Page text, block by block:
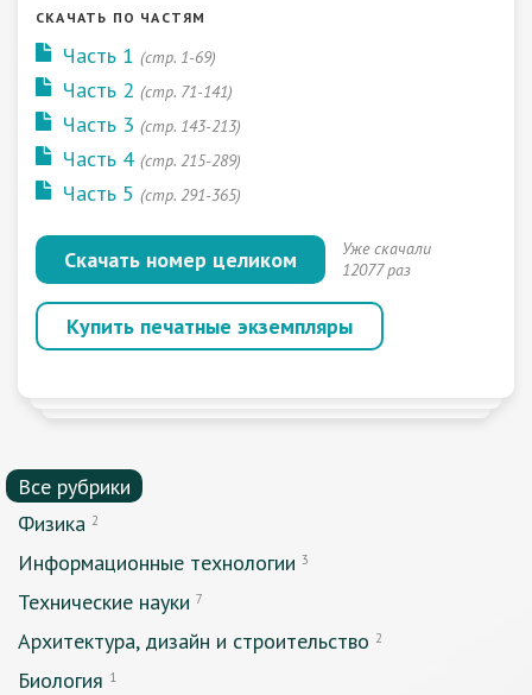
СКАЧАТЬ ПО ЧАСТЯМ
Часть 1 (стр. 1-69)
Часть 2 (стр. 71-141)
Часть 3 (стр. 143-213)
Часть 4 (стр. 215-289)
Часть 5 (стр. 291-365)
Скачать номер целиком
Уже скачали
12077 раз
Купить печатные экземпляры
Все рубрики
Физика 2
Информационные технологии 3
Технические науки 7
Архитектура, дизайн и строительство 2
Биология 1